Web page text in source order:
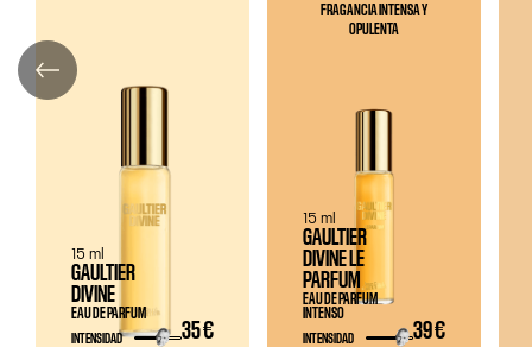
GAULTIER
DIVINE
EAU DE PARFUM
35 €
INTENSIDAD
15 ml
FRAGANCIA INTENSA Y
OPULENTA
GAULTIER
DIVINE LE
PARFUM
EAU DE PARFUM
INTENSO
39 €
INTENSIDAD
15 ml